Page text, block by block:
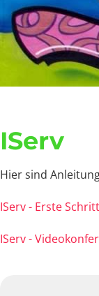
IServ
Hier sind
IServ - Erste
IServ -